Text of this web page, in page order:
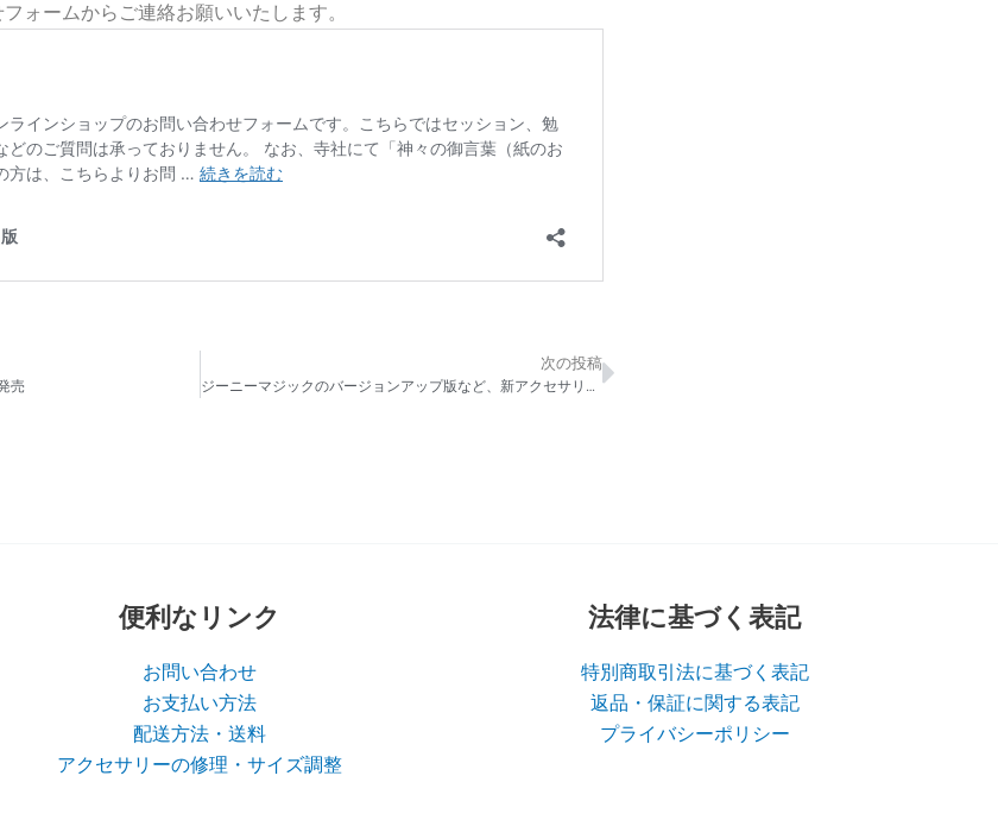
ォームからご連絡お願いいたします。
売
次の投稿
ジーニーマジックのバージョンアップ版など、新アクセサリー12種類、新発売！ Next
便利なリンク
お問い合わせ
お支払い方法
配送方法・送料
アクセサリーの修理・サイズ調整
法律に基づく表記
特別商取引法に基づく表記
返品・保証に関する表記
プライバシーポリシー